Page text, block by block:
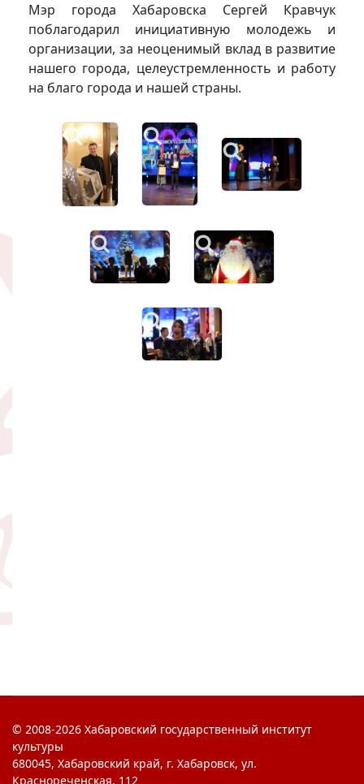
Мэр города Хабаровска Сергей Кравчук
поблагодарил инициативную молодежь и
организации, за неоценимый вклад в развитие
нашего города, целеустремленность и работу
на благо города и нашей страны.
© 2008-2026 Хабаровский государственный институт
культуры
680045, Хабаровский край, г. Хабаровск, ул.
Краснореченская, 112